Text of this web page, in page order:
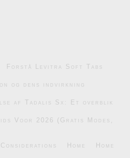
Forstå Levitra Soft Tabs
og dens indvirkning
af Tadalis Sx: Et overblik
Voor 2026 (Gratis Modes,
Home Home